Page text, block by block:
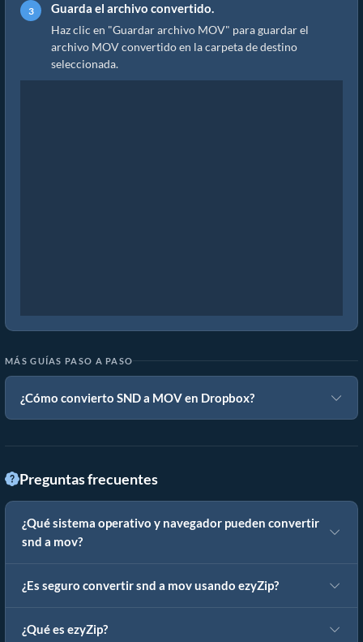
Guarda el archivo convertido.
Haz clic en "Guardar archivo MOV" para guardar el
archivo MOV convertido en la carpeta de destino
seleccionada.
MÁS GUÍAS PASO A PASO
¿Cómo convierto SND a MOV en Dropbox?
Preguntas frecuentes
¿Qué sistema operativo y navegador pueden convertir
snd a mov?
¿Es seguro convertir snd a mov usando ezyZip?
¿Qué es ezyZip?